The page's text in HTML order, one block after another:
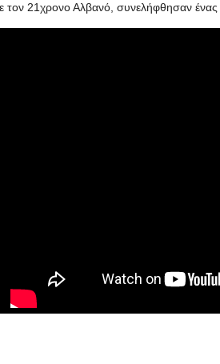
τον 21χρονο Αλβανό, συνελήφθησαν